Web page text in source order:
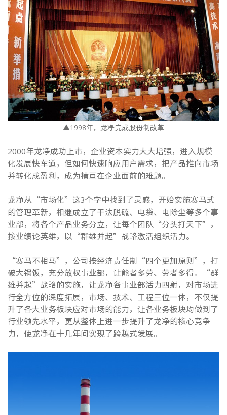
▲1998年，龙净完成股份制改革
2000年龙净成功上市，企业资本实力大大增强，进入规模
化发展快车道，但如何快速响应用户需求，把产品推向市场
并转化成盈利，成为横亘在企业面前的难题。
龙净从“市场化”这3个字中找到了灵感，开始实施赛马式
的管理革新，相继成立了干法脱硫、电袋、电除尘等多个事
业部，将各个产品业务分立，让每个团队“分头打天下”，
按业绩论英雄，以“群雄并起”战略激活组织活力。
“赛马不相马”，公司按经济责任制“四个更加原则”，打
破大锅饭，充分放权事业部，让能者多劳、劳者多得。“群
雄并起”战略的实施，让龙净各事业部活力四射，对市场进
行全方位的深度拓展，市场、技术、工程三位一体，不仅提
升了各大业务板块应对市场的能力，让各业务板块均做到了
行业领先水平，更从整体上进一步提升了龙净的核心竞争
力，使龙净在十几年间实现了跨越式发展。